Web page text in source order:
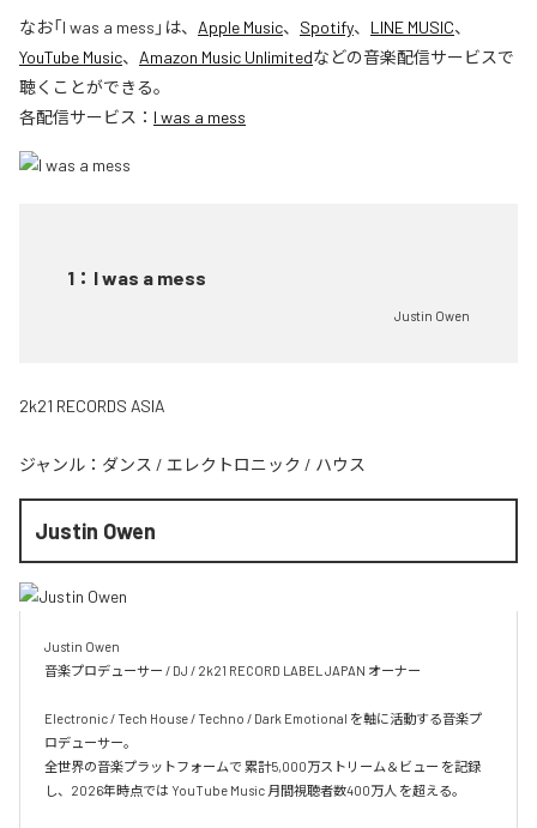
なお「I was a mess 」は、 Apple Music、 Spotify、 LINE MUSIC、
YouTube Music、 Amazon Music Unlimitedなどの音楽配信サービスで
聴くことができる。
各配信サービス： I was a mess
1 ： I was a mess
Justin Owen
2k21 RECORDS ASIA
ジャンル： ダンス / エレクトロニック / ハウス
Justin Owen
Justin Owen
音楽プロデューサー / DJ / 2k21 RECORD LABEL JAPAN オーナー
Electronic / Tech House / Techno / Dark Emotional を軸に活動する音楽プ
ロデューサー。
全世界の音楽プラットフォームで 累計5,000万ストリーム＆ビュー を記録
し、2026年時点では YouTube Music 月間視聴者数400万人 を超える。